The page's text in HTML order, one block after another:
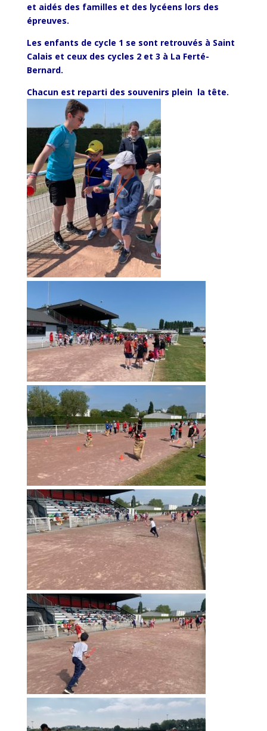
et aidés des familles et des lycéens lors des
épreuves.
Les enfants de cycle 1 se sont retrouvés à Saint
Calais et ceux des cycles 2 et 3 à La Ferté-
Bernard.
Chacun est reparti des souvenirs plein la tête.